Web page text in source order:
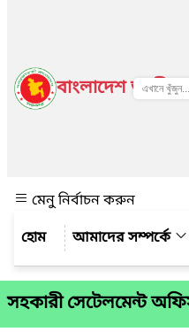
বাংলাদেশ জাতীয়
মেনু নির্বাচন করুন
আমাদের সম্পর্কে
সহকারী সেটেলমেন্ট